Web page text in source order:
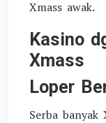
Xmass awak.
Kasino
Xmass
Loper
Serba banyak